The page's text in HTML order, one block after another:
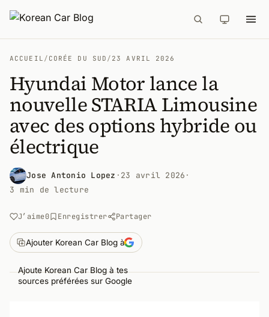
ACCUEIL / CORÉE DU SUD / 23 AVRIL 2026
Hyundai Motor lance la
nouvelle STARIA Limousine
avec des options hybride ou
électrique
Jose Antonio Lopez · 23 avril 2026 ·
3 min de lecture
J’aime0 Enregistrer Partager
Ajouter Korean Car Blog à
Ajoute Korean Car Blog à tes
sources préférées sur Google